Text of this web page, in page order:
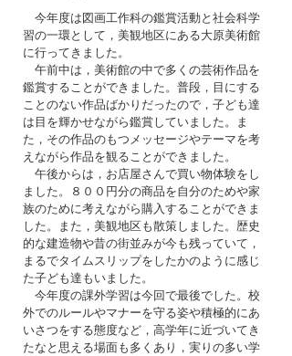
今年度は図画工作科の鑑賞活動と社会科学
習の一環として，美観地区にある大原美術館
に行ってきました。
午前中は，美術館の中で多くの芸術作品を
鑑賞することができました。普段，目にする
ことのない作品ばかりだったので，子ども達
は目を輝かせながら鑑賞していました。ま
た，その作品のもつメッセージやテーマを考
えながら作品を観ることができました。
午後からは，お店屋さんで買い物体験をし
ました。８００円分の商品を自分のためや家
族のために考えながら購入することができま
した。また，美観地区も散策しました。歴史
的な建造物や昔の街並みが今も残っていて，
まるでタイムスリップをしたかのように感じ
た子ども達もいました。
今年度の課外学習は今回で最後でした。校
外でのルールやマナーを守る姿や積極的にあ
いさつをする態度など，高学年に近づいてき
たなと思える場面も多くあり，実りの多い学